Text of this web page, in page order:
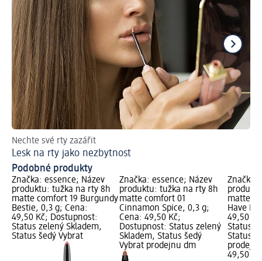
Nechte své rty zazářit
Lesk na rty jako nezbytnost
Podobné produkty
Značka: essence; Název
produktu: tužka na rty 8h
matte comfort 19 Burgundy
Bestie, 0,3 g; Cena:
49,50 Kč; Dostupnost:
Status zelený Skladem,
Status šedý Vybrat
Značka: essence; Název
produktu: tužka na rty 8h
matte comfort 01
Cinnamon Spice, 0,3 g;
Cena: 49,50 Kč;
Dostupnost: Status zelený
Skladem, Status šedý
Vybrat prodejnu dm
Značka:
matte
Have
49,50
Status
Status
49,50 Kč